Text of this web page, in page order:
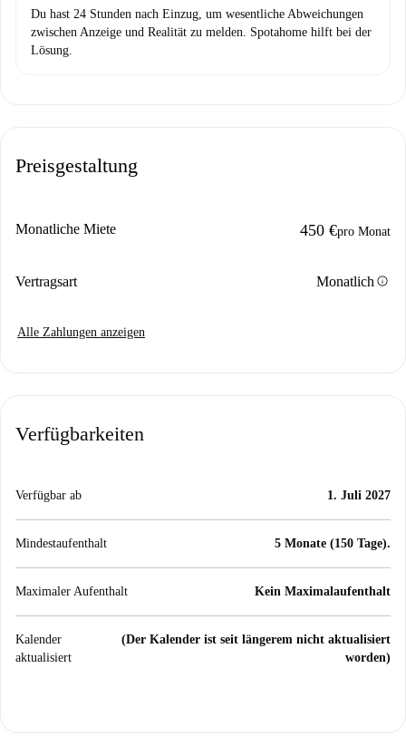
Du hast 24 Stunden nach Einzug, um wesentliche Abweichungen
zwischen Anzeige und Realität zu melden. Spotahome hilft bei der
Lösung.
Preisgestaltung
Monatliche Miete 450 €pro Monat
Vertragsart Monatlich info
Alle Zahlungen anzeigen
Verfügbarkeiten
Verfügbar ab 1. Juli 2027
Mindestaufenthalt 5 Monate (150 Tage).
Maximaler Aufenthalt Kein Maximalaufenthalt
Kalender
aktualisiert
(Der Kalender ist seit längerem nicht aktualisiert
worden)